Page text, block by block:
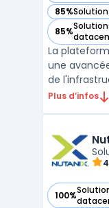
85%
— voir Scale
85%
— voir Scale
La
une
de
une
Plus d’infos
100%
— voir